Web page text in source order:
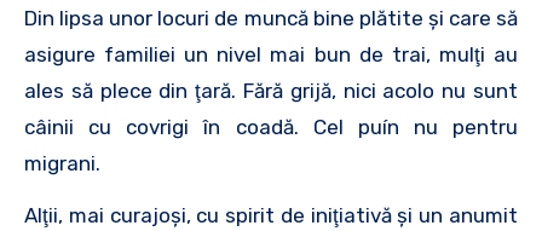
Din lipsa unor locuri de muncă bine plătite şi care să
asigure familiei un nivel mai bun de trai, mulţi au
ales să plece din ţară. Fără grijă, nici acolo nu sunt
câinii cu covrigi în coadă. Cel puín nu pentru
migrani.
Alţii, mai curajoşi, cu spirit de iniţiativă şi un anumit